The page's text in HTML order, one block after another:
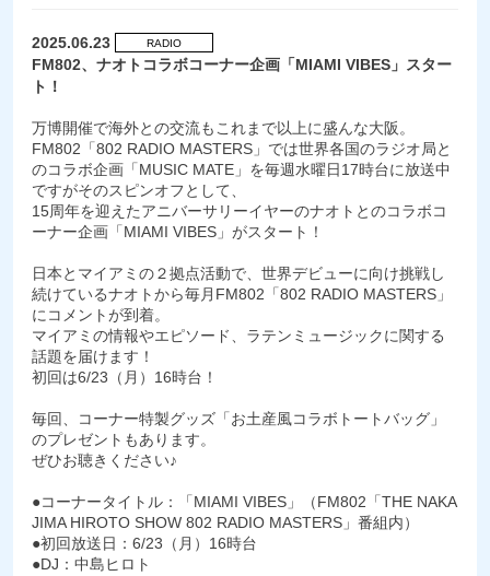
2025.06.23 RADIO
FM802、ナオトコラボコーナー企画「MIAMI VIBES」スター
ト！
万博開催で海外との交流もこれまで以上に盛んな大阪。
FM802「802 RADIO MASTERS」では世界各国のラジオ局と
のコラボ企画「MUSIC MATE」を毎週水曜日17時台に放送中
ですがそのスピンオフとして、
15周年を迎えたアニバーサリーイヤーのナオトとのコラボコ
ーナー企画「MIAMI VIBES」がスタート！
日本とマイアミの２拠点活動で、世界デビューに向け挑戦し
続けているナオトから毎月FM802「802 RADIO MASTERS」
にコメントが到着。
マイアミの情報やエピソード、ラテンミュージックに関する
話題を届けます！
初回は6/23（月）16時台！
毎回、コーナー特製グッズ「お土産風コラボトートバッグ」
のプレゼントもあります。
ぜひお聴きください♪
●コーナータイトル：「MIAMI VIBES」（FM802「THE NAKA
JIMA HIROTO SHOW 802 RADIO MASTERS」番組内）
●初回放送日：6/23（月）16時台
●DJ：中島ヒロト